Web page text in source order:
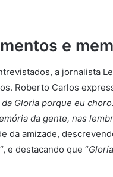
e
a jornalista
Roberto Carlos
Gloria porque eu
da gente, nas
da amizade,
“, e destacando que “